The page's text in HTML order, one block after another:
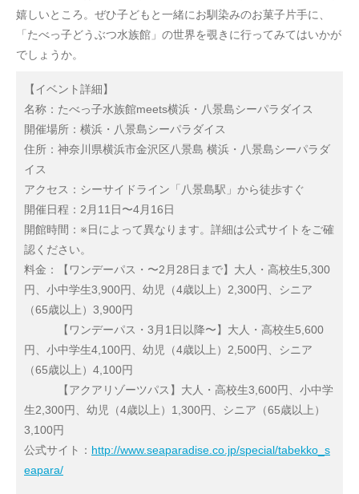
嬉しいところ。ぜひ子どもと一緒にお馴染みのお菓子片手に、
「たべっ子どうぶつ水族館」の世界を覗きに行ってみてはいかが
でしょうか。
【イベント詳細】
名称：たべっ子水族館meets横浜・八景島シーパラダイス
開催場所：横浜・八景島シーパラダイス
住所：神奈川県横浜市金沢区八景島 横浜・八景島シーパラダ
イス
アクセス：シーサイドライン「八景島駅」から徒歩すぐ
開催日程：2月11日〜4月16日
開館時間：※日によって異なります。詳細は公式サイトをご確
認ください。
料金：【ワンデーパス・〜2月28日まで】大人・高校生5,300
円、小中学生3,900円、幼児（4歳以上）2,300円、シニア
（65歳以上）3,900円
【ワンデーパス・3月1日以降〜】大人・高校生5,600
円、小中学生4,100円、幼児（4歳以上）2,500円、シニア
（65歳以上）4,100円
【アクアリゾーツパス】大人・高校生3,600円、小中学
生2,300円、幼児（4歳以上）1,300円、シニア（65歳以上）
3,100円
公式サイト： http://www.seaparadise.co.jp/special/tabekko_s
eapara/